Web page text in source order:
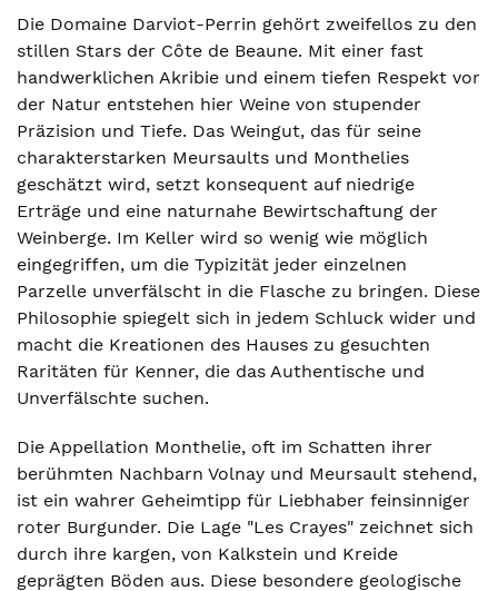
Die Domaine Darviot-Perrin gehört zweifellos zu den
stillen Stars der Côte de Beaune. Mit einer fast
handwerklichen Akribie und einem tiefen Respekt vor
der Natur entstehen hier Weine von stupender
Präzision und Tiefe. Das Weingut, das für seine
charakterstarken Meursaults und Monthelies
geschätzt wird, setzt konsequent auf niedrige
Erträge und eine naturnahe Bewirtschaftung der
Weinberge. Im Keller wird so wenig wie möglich
eingegriffen, um die Typizität jeder einzelnen
Parzelle unverfälscht in die Flasche zu bringen. Diese
Philosophie spiegelt sich in jedem Schluck wider und
macht die Kreationen des Hauses zu gesuchten
Raritäten für Kenner, die das Authentische und
Unverfälschte suchen.
Die Appellation Monthelie, oft im Schatten ihrer
berühmten Nachbarn Volnay und Meursault stehend,
ist ein wahrer Geheimtipp für Liebhaber feinsinniger
roter Burgunder. Die Lage "Les Crayes" zeichnet sich
durch ihre kargen, von Kalkstein und Kreide
geprägten Böden aus. Diese besondere geologische